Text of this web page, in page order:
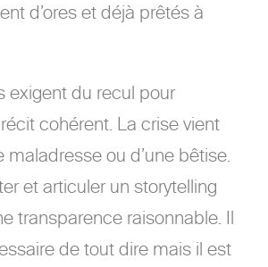
d’ores et déjà prêtés à
exigent du recul pour
cohérent. La crise vient
maladresse ou d’une bêtise.
et articuler un storytelling
transparence raisonnable. Il
de tout dire mais il est